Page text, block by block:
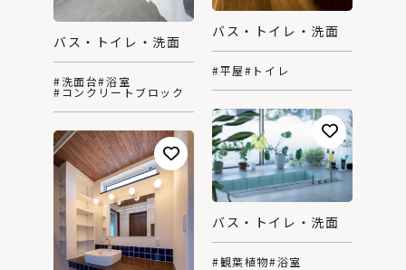
バス・トイレ・洗面
#平屋#トイレ
バス・トイレ・洗面
#洗面台#浴室
#コンクリートブロック
バス・トイレ・洗面
#観葉植物#浴室